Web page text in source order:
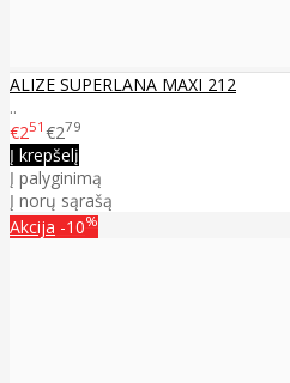
ALIZE SUPERLANA MAXI 212
..
€251 €279
Į krepšelį
Į palyginimą
Į norų sąrašą
Akcija -10%